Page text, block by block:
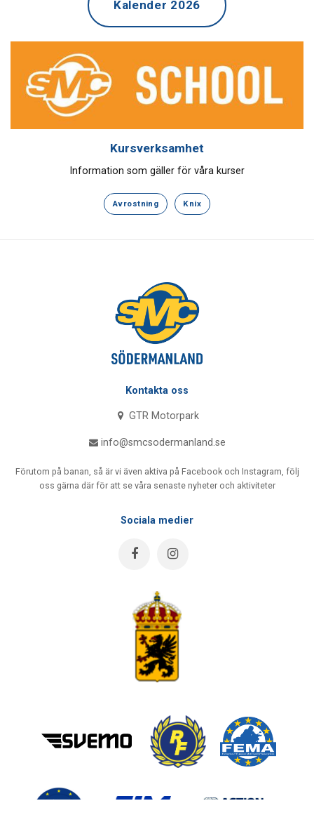
Kalender 2026
Kursverksamhet
Information som gäller för våra kurser
Avrostning Knix
Kontakta oss
GTR Motorpark
info@smcsodermanland.se
Förutom på banan, så är vi även aktiva på Facebook och Instagram, följ
oss gärna där för att se våra senaste nyheter och aktiviteter
Sociala medier